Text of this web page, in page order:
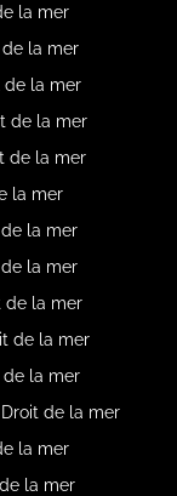
la mer
de la mer
de la mer
de la mer
de la mer
la mer
la mer
la mer
de la mer
de la mer
de la mer
de la mer
la mer
la mer